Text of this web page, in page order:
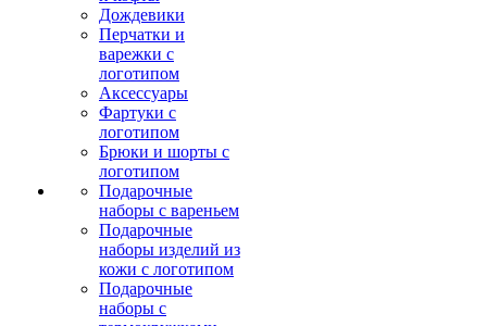
Дождевики
Перчатки и
варежки с
логотипом
Аксессуары
Фартуки с
логотипом
Брюки и шорты с
логотипом
Подарочные
наборы с вареньем
Подарочные
наборы изделий из
кожи с логотипом
Подарочные
наборы с